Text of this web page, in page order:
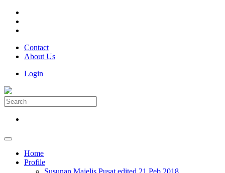
Contact
About Us
Login
Home
Profile
Susunan Majelis Pusat edited 21 Peb 2018